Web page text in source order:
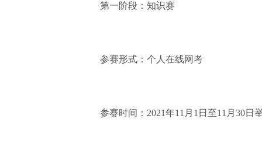
第一阶段：知识赛
参赛形式：个人在线网考
参赛时间：2021年11月1日至11月30日